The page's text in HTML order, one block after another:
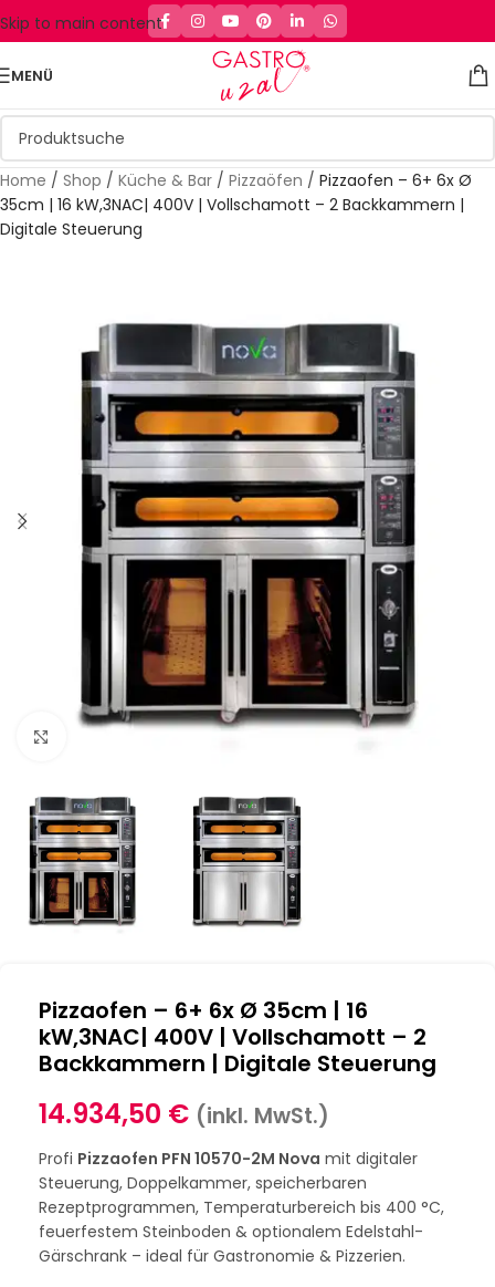
Skip to main content
MENÜ
Home / Shop / Küche & Bar / Pizzaöfen / Pizzaofen – 6+ 6x Ø
35cm | 16 kW,3NAC| 400V | Vollschamott – 2 Backkammern |
Digitale Steuerung
Klick zum Vergrößern
Pizzaofen – 6+ 6x Ø 35cm | 16
kW,3NAC| 400V | Vollschamott – 2
Backkammern | Digitale Steuerung
14.934,50 € (inkl. MwSt.)
Profi Pizzaofen PFN 10570-2M Nova mit digitaler
Steuerung, Doppelkammer, speicherbaren
Rezeptprogrammen, Temperaturbereich bis 400 °C,
feuerfestem Steinboden & optionalem Edelstahl-
Gärschrank – ideal für Gastronomie & Pizzerien.